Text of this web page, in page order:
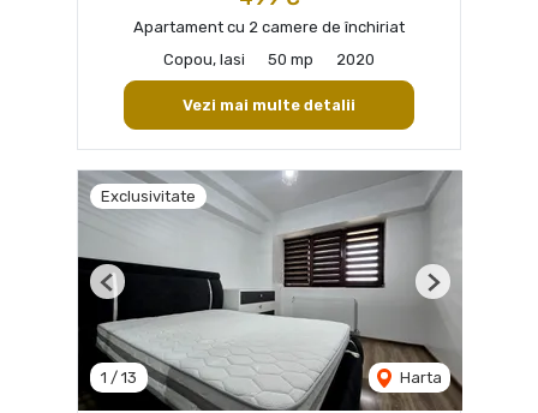
Apartament cu 2 camere de închiriat
Copou, Iasi
50 mp 2020
Vezi mai multe detalii
Exclusivitate
1 / 13 Harta
Previous Next